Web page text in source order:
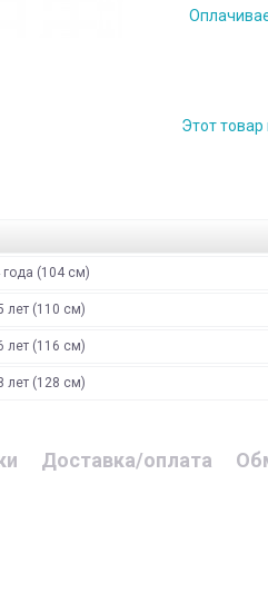
Этот
(104 см)
лет (110 см)
лет (116 см)
лет (128 см)
Доставка/оплата